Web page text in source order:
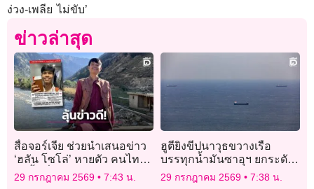
ง่วง-เพลีย ไม่ขับ’
ข่าวล่าสุด
สื่อจอร์เจีย ช่วยนำเสนอข่าว
‘ฮลัน โซโล่’ หายตัว คนไทย
ในพื้นที่ประสาน ตร.-สถาน
29 กรกฎาคม 2569 7:43 น.
ฮูตียิงขีปนาวุธขวางเรือ
บรรทุกน้ำมันซาอุฯ ยกระดับ
ปิดล้อมทะเลแดง
29 กรกฎาคม 2569 7:38 น.